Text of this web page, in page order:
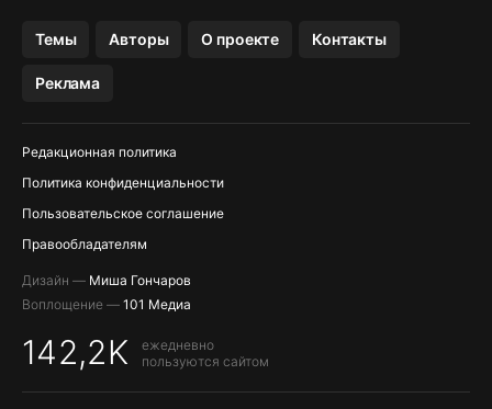
Темы Авторы О проекте Контакты
Реклама
Редакционная политика
Политика конфиденциальности
Пользовательское соглашение
Правообладателям
Дизайн — Миша Гончаров
Воплощение — 101 Медиа
142,2K
ежедневно
пользуются сайтом